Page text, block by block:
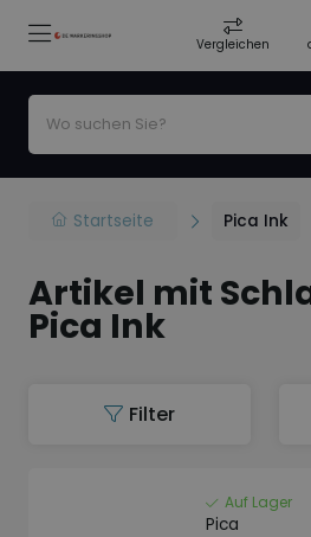
Vergleichen
Startseite Pica Ink
Artikel mit
Pica Ink
Filter
Auf Lager
Pica